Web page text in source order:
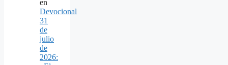
en
Devocional
31
de
julio
de
2026: